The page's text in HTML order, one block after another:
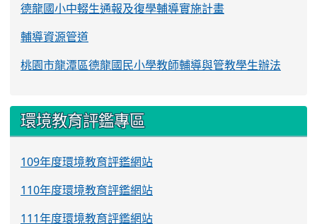
德龍國小中輟生通報及復學輔導實施計畫
輔導資源管道
桃園市龍潭區德龍國民小學教師輔導與管教學生辦法
環境教育評鑑專區
109年度環境教育評鑑網站
110年度環境教育評鑑網站
111年度環境教育評鑑網站